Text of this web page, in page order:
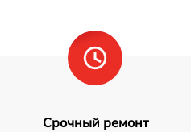
Срочный ремонт